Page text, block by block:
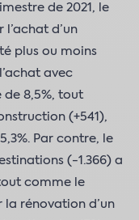
de 2021, le
d’un
plus ou moins
avec
8,5%, tout
(+541),
Par contre, le
(-1.366) a
comme le
rénovation d’un